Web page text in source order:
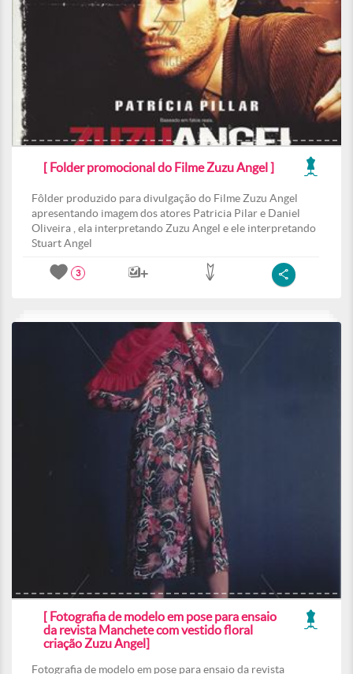
[ Folder promocional do Filme Zuzu Angel ]
Fôlder produzido para divulgação do Filme Zuzu Angel
apresentando imagem dos atores Patricia Pilar e Daniel
Oliveira , ela interpretando Zuzu Angel e ele interpretando
Stuart Angel
3
[ Fotografia de modelo em pose para ensaio
da revista Manchete com vestido floral
criação Zuzu Angel]
Fotografia de modelo em pose para ensaio da revista